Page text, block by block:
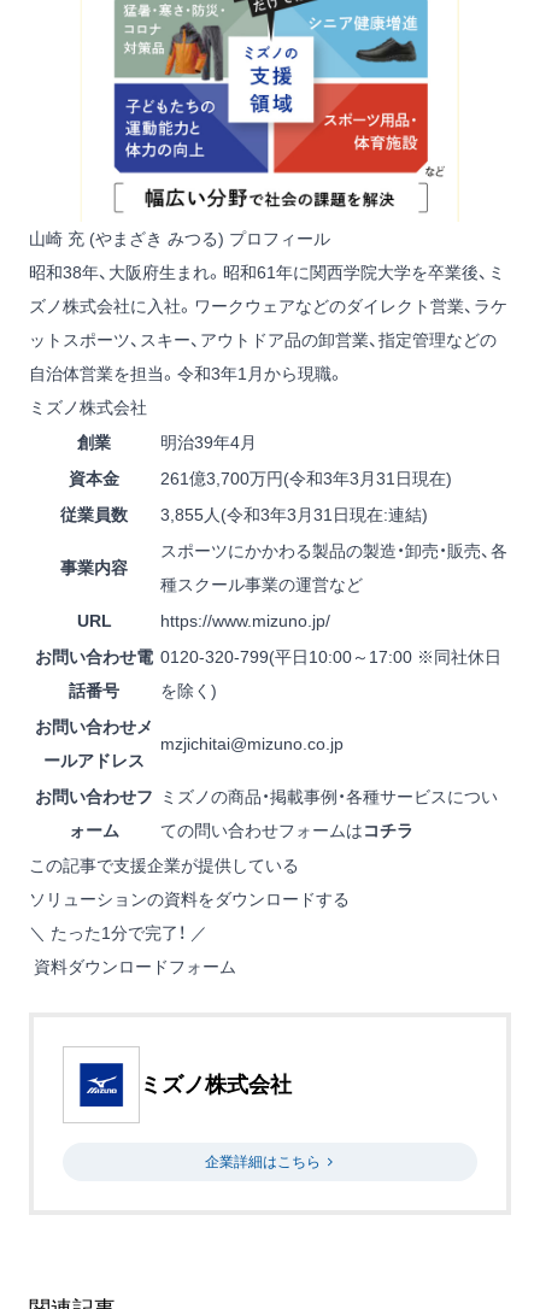
山崎 充 (やまざき みつる) プロフィール
昭和38年、大阪府生まれ。昭和61年に関西学院大学を卒業後、ミ
ズノ株式会社に入社。ワークウェアなどのダイレクト営業、ラケ
ットスポーツ、スキー、アウトドア品の卸営業、指定管理などの
自治体営業を担当。令和3年1月から現職。
ミズノ株式会社
創業
明治39年4月
資本金
261億3,700万円(令和3年3月31日現在)
従業員数
3,855人(令和3年3月31日現在:連結)
事業内容
スポーツにかかわる製品の製造・卸売・販売、各
種スクール事業の運営など
URL
https://www.mizuno.jp/
お問い合わせ電
話番号
0120-320-799(平日10:00～17:00 ※同社休日
を除く)
お問い合わせメ
ールアドレス
mzjichitai@mizuno.co.jp
お問い合わせフ
ォーム
ミズノの商品・掲載事例・各種サービスについ
ての問い合わせフォームはコチラ
この記事で支援企業が提供している
ソリューションの資料をダウンロードする
＼ たった1分で完了！ ／
資料ダウンロードフォーム
ミズノ株式会社
企業詳細はこちら